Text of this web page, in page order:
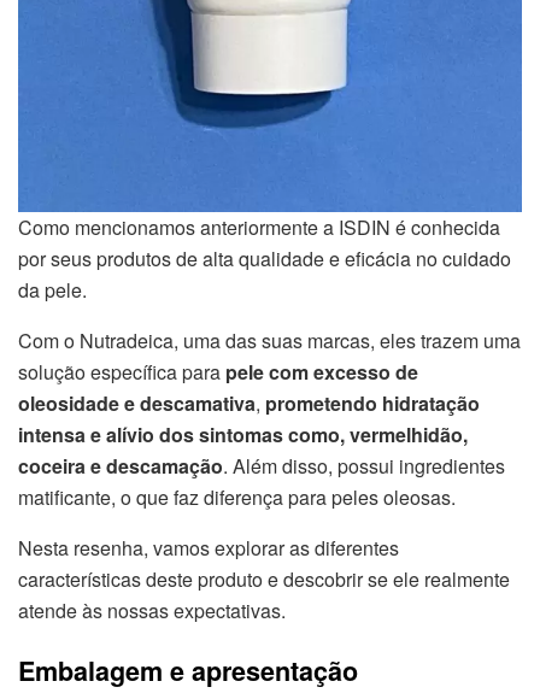
Como mencionamos anteriormente a ISDIN é conhecida
por seus produtos de alta qualidade e eficácia no cuidado
da pele.
Com o Nutradeica, uma das suas marcas, eles trazem uma
solução específica para pele com excesso de
oleosidade e descamativa, prometendo hidratação
intensa e alívio dos sintomas como, vermelhidão,
coceira e descamação. Além disso, possui ingredientes
matificante, o que faz diferença para peles oleosas.
Nesta resenha, vamos explorar as diferentes
características deste produto e descobrir se ele realmente
atende às nossas expectativas.
Embalagem e apresentação